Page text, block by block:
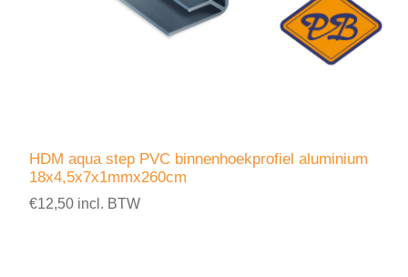
HDM aqua step PVC binnenhoekprofiel aluminium
18x4,5x7x1mmx260cm
€12,50 incl. BTW